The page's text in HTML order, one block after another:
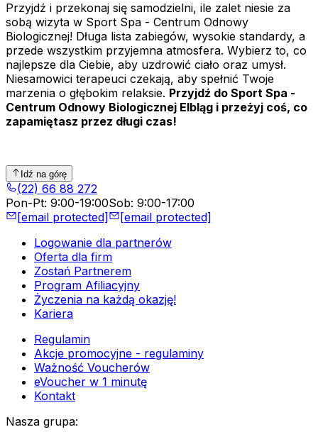
Przyjdź i przekonaj się samodzielni, ile zalet niesie za
sobą wizyta w Sport Spa - Centrum Odnowy
Biologicznej! Długa lista zabiegów, wysokie standardy, a
przede wszystkim przyjemna atmosfera. Wybierz to, co
najlepsze dla Ciebie, aby uzdrowić ciało oraz umysł.
Niesamowici terapeuci czekają, aby spełnić Twoje
marzenia o głębokim relaksie. Przyjdź do Sport Spa -
Centrum Odnowy Biologicznej Elbląg i przeżyj coś, co
zapamiętasz przez długi czas!
Idź na górę
(22) 66 88 272
Pon-Pt: 9:00-19:00Sob: 9:00-17:00
[email protected]
[email protected]
Logowanie dla partnerów
Oferta dla firm
Zostań Partnerem
Program Afiliacyjny
Życzenia na każdą okazję!
Kariera
Regulamin
Akcje promocyjne - regulaminy
Ważność Voucherów
eVoucher w 1 minutę
Kontakt
Nasza grupa: